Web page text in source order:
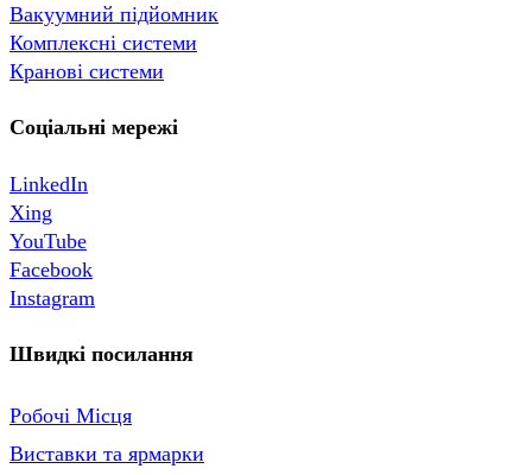
Вакуумний підйомник
Комплексні системи
Кранові системи
Соціальні мережі
LinkedIn
Xing
YouTube
Facebook
Instagram
Швидкі посилання
Робочі Місця
Виставки та ярмарки